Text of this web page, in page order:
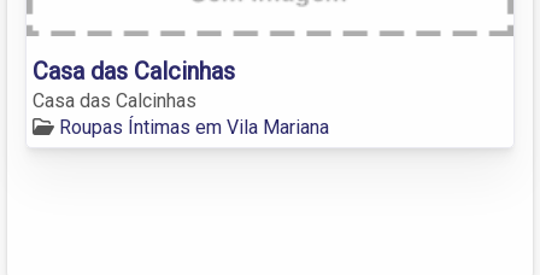
Casa das Calcinhas
Casa das Calcinhas
Roupas Íntimas em Vila Mariana